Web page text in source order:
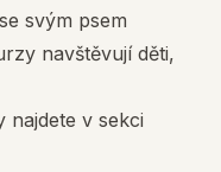
svým psem
navštěvují děti,
v sekci